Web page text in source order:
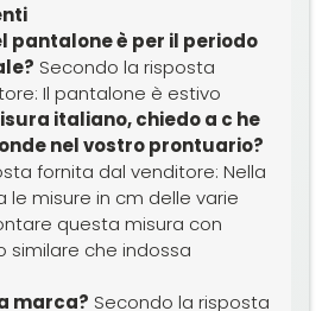
pantalone è per il periodo
Secondo la risposta
Il pantalone è estivo
italiano, chiedo a c he
nel vostro prontuario?
fornita dal venditore: Nella
le misure in cm delle varie
questa misura con
similare che indossa
marca? Secondo la risposta